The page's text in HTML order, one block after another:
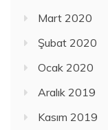
Mart 2020
Şubat 2020
Ocak 2020
Aralık 2019
Kasım 2019